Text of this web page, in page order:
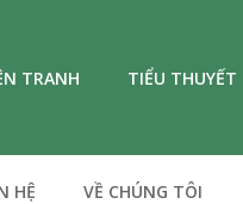
TRANH TIỂU THUYẾT
HỆ VỀ CHÚNG TÔI